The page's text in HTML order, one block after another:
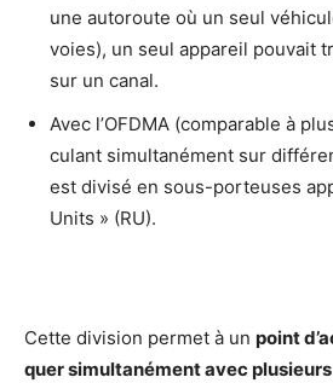
une auto­route où un seul
voies), un seul appa­reil pou­vait
sur un canal.
Avec l’OFD­MA (com­pa­rable à
cu­lant simul­ta­né­ment sur
est divi­sé en sous-por­teuses
Units » (RU).
Cette divi­sion per­met à un point
quer simul­ta­né­ment avec